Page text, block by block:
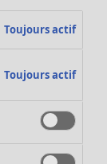
Toujours actif
Toujours actif